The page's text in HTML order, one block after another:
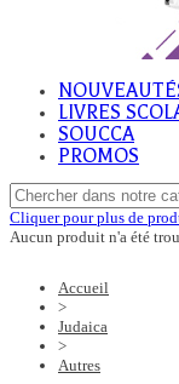
LIVRES
SOUCCA
PROMOS
Cliquer pour plus de
Aucun produit n'a été
Accueil
>
Judaica
>
Autres